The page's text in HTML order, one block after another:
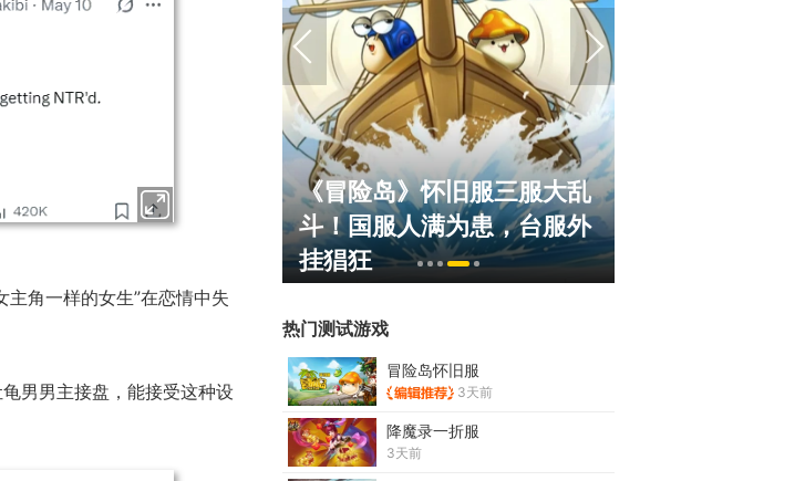
角一样的女生”在恋情中失
男男主接盘，能接受这种设
日报：国服停服，但日
旧活得滋润！涩涩新角
《冒险岛》怀旧服三服大乱
斗！国服人满为患，台服外
挂猖狂
热门测试游戏
冒险岛怀旧服
3天前
降魔录一折服
3天前